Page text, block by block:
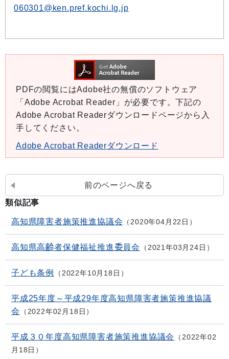
060301@ken.pref.kochi.lg.jp
PDFの閲覧にはAdobe社の無償のソフトウェア
「Adobe Acrobat Reader」が必要です。下記の
Adobe Acrobat Readerダウンロードページから入
手してください。
Adobe Acrobat Readerダウンロード
前のページへ戻る
類似記事
高知県障害者施策推進協議会 2020年04月22日
高知県高齢者保健福祉推進委員会 2021年03月24日
子ども条例 2022年10月18日
平成25年度～平成29年度高知県障害者施策推進協議
会
2022年02月18日
平成３０年度高知県障害者施策推進協議会
2022年02
月18日